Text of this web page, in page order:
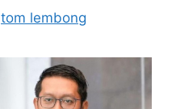
tom lembong